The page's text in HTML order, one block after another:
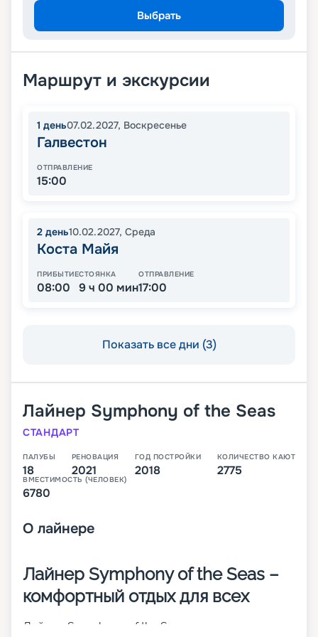
Выбрать
Маршрут и экскурсии
1 день07.02.2027, Воскресенье
Галвестон
ОТПРАВЛЕНИЕ
15:00
2 день10.02.2027, Среда
Коста Майя
ПРИБЫТИЕ
08:00
СТОЯНКА
9 ч 00 мин
ОТПРАВЛЕНИЕ
17:00
Показать все дни (3)
Лайнер Symphony of the Seas
СТАНДАРТ
ПАЛУБЫ
18
РЕНОВАЦИЯ
2021
ГОД ПОСТРОЙКИ
2018
КОЛИЧЕСТВО КАЮТ
2775
ВМЕСТИМОСТЬ (ЧЕЛОВЕК)
6780
О лайнере
Лайнер Symphony of the Seas –
комфортный отдых для всех
Лайнер Symphony of the Seas – одно из